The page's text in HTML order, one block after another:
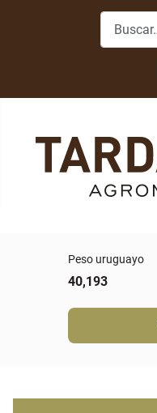
Buscar
Peso uruguayo
40,193